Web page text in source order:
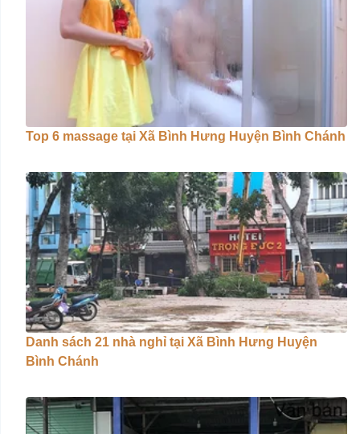
Top 6 massage tại Xã Bình Hưng Huyện Bình Chánh
Danh sách 21 nhà nghỉ tại Xã Bình Hưng Huyện
Bình Chánh